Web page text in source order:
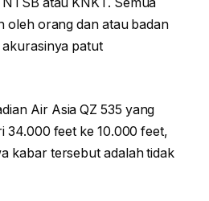
oleh orang dan atau badan
akurasinya patut
Air Asia QZ 535 yang
34.000 feet ke 10.000 feet,
kabar tersebut adalah tidak